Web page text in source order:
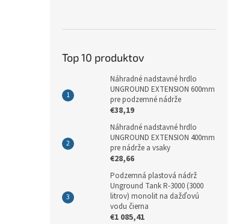
Top 10 produktov
Náhradné nadstavné hrdlo
UNGROUND EXTENSION 600mm
pre podzemné nádrže
€38,19
Náhradné nadstavné hrdlo
UNGROUND EXTENSION 400mm
pre nádrže a vsaky
€28,66
Podzemná plastová nádrž
Unground Tank R-3000 (3000
litrov) monolit na dažďovú
vodu čierna
€1 085,41